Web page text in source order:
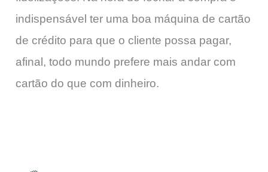
indispensável ter uma boa máquina de cartão
de crédito para que o cliente possa pagar,
afinal, todo mundo prefere mais andar com
cartão do que com dinheiro.